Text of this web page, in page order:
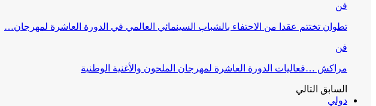
فن
تطوان تختتم عقدا من الاحتفاء بالشباب السينمائي العالمي في الدورة العاشرة لمهرجان…
فن
مراكش …فعاليات الدورة العاشرة لمهرجان الملحون والأغنية الوطنية
السابق التالي
دولي